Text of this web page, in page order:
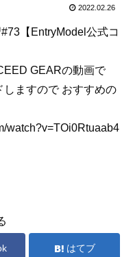
2022.02.26
【EntryModel公式コ
GEARの動画で
ますので おすすめの
watch?v=TOi0Rtuaab4
はてブ